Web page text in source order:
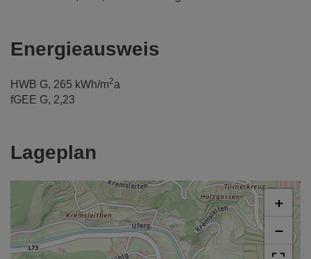
Energieausweis
HWB G, 265 kWh/m2a
fGEE G, 2,23
Lageplan
+
−